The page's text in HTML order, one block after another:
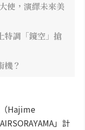
使，演繹未來美
特調「鏡空」搶
機？
Hajime
」計